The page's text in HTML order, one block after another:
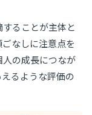
ることが主体と
なしに注意点を
の成長につなが
るような評価の